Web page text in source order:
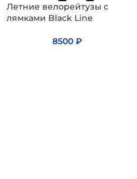
Летние велорейтузы с
лямками Black Line
8500 ₽